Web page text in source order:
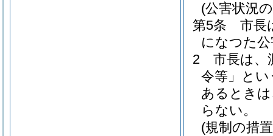
(公害状況
第5条
市長
になつた
2
市長は、
令等」とい
あるとき
らない。
(規制の措